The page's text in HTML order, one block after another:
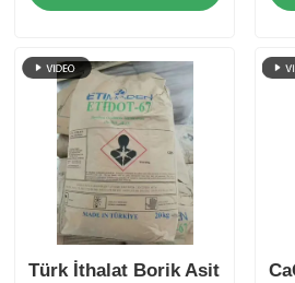
bağlayıcı
Türk İthalat Borik Asit